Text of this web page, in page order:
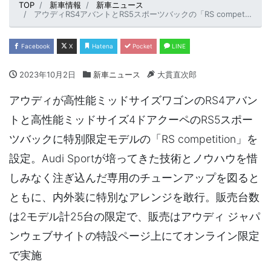
TOP 新車情報
新車ニュース
アウディRS4アバントとRS5スポーツバックの「RS competition」モデルが日本上陸
Facebook X Hatena Pocket LINE
2023年10月2日 新車ニュース 大貫直次郎
アウディが高性能ミッドサイズワゴンのRS4アバン
トと高性能ミッドサイズ4ドアクーペのRS5スポー
ツバックに特別限定モデルの「RS competition」を
設定。Audi Sportが培ってきた技術とノウハウを惜
しみなく注ぎ込んだ専用のチューンアップを図ると
ともに、内外装に特別なアレンジを敢行。販売台数
は2モデル計25台の限定で、販売はアウディ ジャパ
ンウェブサイトの特設ページ上にてオンライン限定
で実施